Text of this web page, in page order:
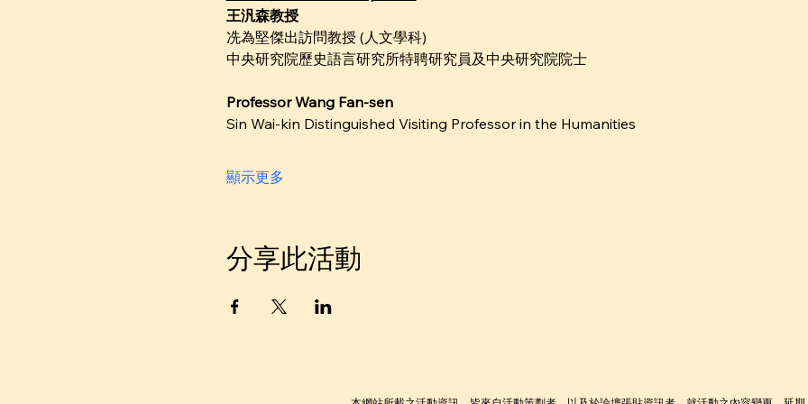
王汎森教授
冼為堅傑出訪問教授 (人文學科)
中央研究院歷史語言研究所特聘研究員及中央研究院院士
Professor Wang Fan-sen
Sin Wai-kin Distinguished Visiting Professor in the Humanities
顯示更多
分享此活動